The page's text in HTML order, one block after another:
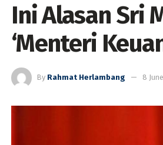
Ini Alasan Sri
‘Menteri
By Rahmat Herlambang 8